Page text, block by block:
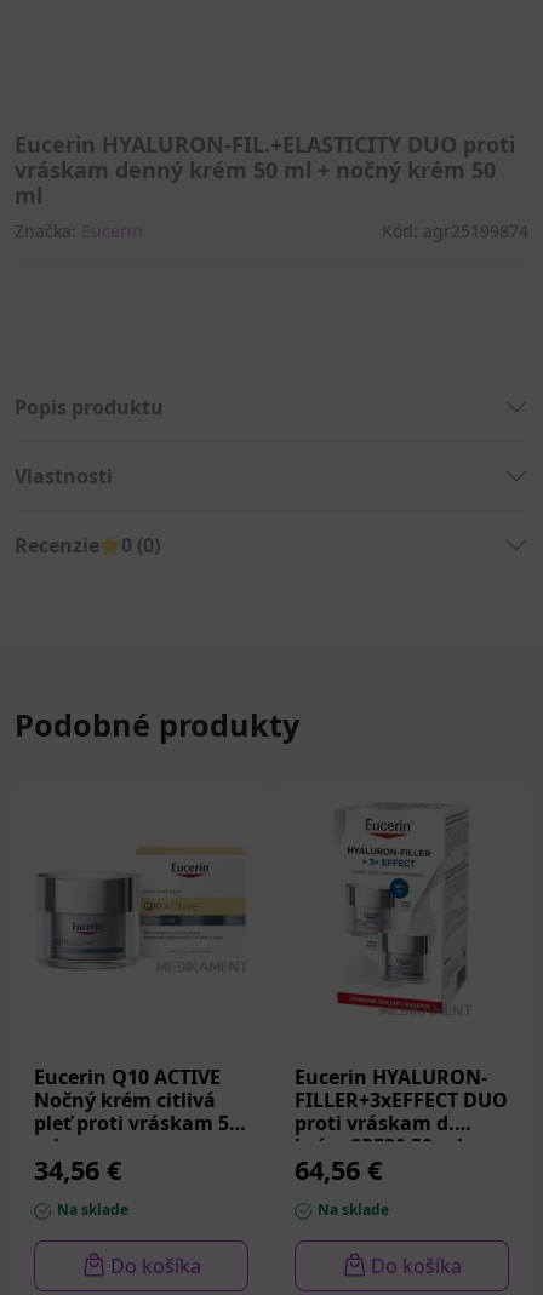
Eucerin HYALURON-FIL.+ELASTICITY DUO proti
vráskam denný krém 50 ml + nočný krém 50
ml
Značka: Eucerin Kód: agr25199874
Popis produktu
Vlastnosti
Recenzie 0 (0)
Podobné produkty
Eucerin Q10 ACTIVE
Nočný krém citlivá
pleť proti vráskam 50
ml
34,56 €
Na sklade
Do košíka
Eucerin HYALURON-
FILLER+3xEFFECT DUO
proti vráskam d.
krém SPF30 50 ml
+nočný krém 50 ml
64,56 €
Na sklade
Do košíka